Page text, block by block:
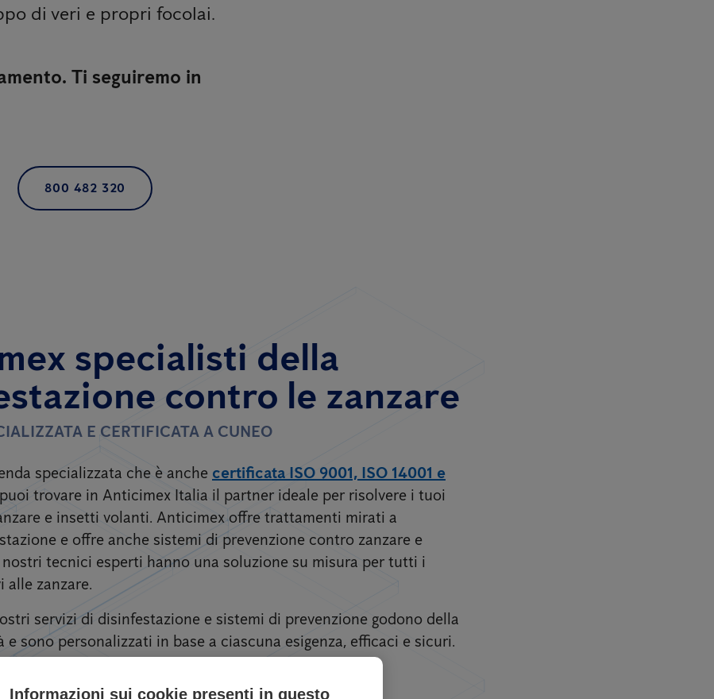
di veri e propri focolai.
Ti seguiremo in
800 482 320
specialisti della
contro le zanzare
E CERTIFICATA A CUNEO
specializzata che è anche certificata ISO 9001, ISO 14001 e
puoi trovare in Anticimex Italia il partner ideale per risolvere i tuoi
e insetti volanti. Anticimex offre trattamenti mirati a
e offre anche sistemi di prevenzione contro zanzare e
tecnici esperti hanno una soluzione su misura per tutti i
alle zanzare.
servizi di disinfestazione e sistemi di prevenzione godono della
e sono personalizzati in base a ciascuna esigenza, efficaci e sicuri.
Informazioni sui cookie presenti in questo